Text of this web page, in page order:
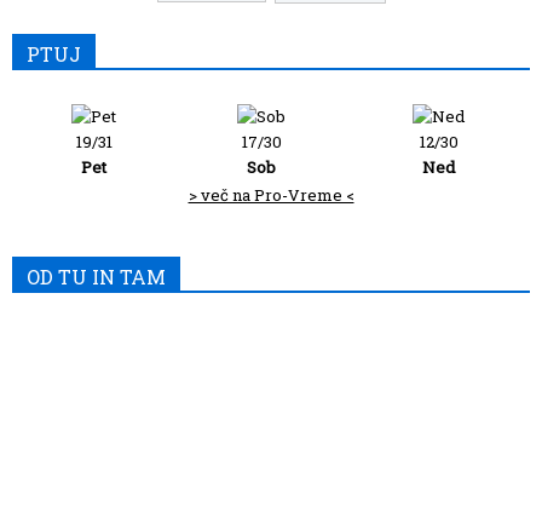
PTUJ
19/31
Pet
17/30
Sob
12/30
Ned
> več na Pro-Vreme <
OD TU IN TAM